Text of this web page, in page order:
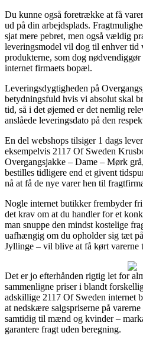
Du kunne også foretrække at få
ud på din arbejdsplads.
sjat mere pebret, men også vældig
leveringsmodel vil dog til enhver tid
produkterne, som dog
internet firmaets bopæl.
Leveringsdygtigheden på
betydningsfuld hvis vi absolut skal
tid, så i det øjemed er det nemlig
anslåede leveringsdato på den
En del webshops tilsiger 1 dags
eksempelvis 2117 Of Sweden
Overgangsjakke – Dame – Mørk
bestilles tidligere end et givent
nå at få de nye varer hen til
Nogle internet butikker frembyder
det krav om at du handler for et
man snuppe den mindst kostelige
uafhængig om du opholder sig tæt
Jyllinge – vil blive at få kørt varerne
Det er jo efterhånden rigtig let for
sammenligne priser i blandt
adskillige 2117 Of Sweden internet
at nedskære salgspriserne på
samtidig til mænd og kvinder –
garantere fragt uden beregning.